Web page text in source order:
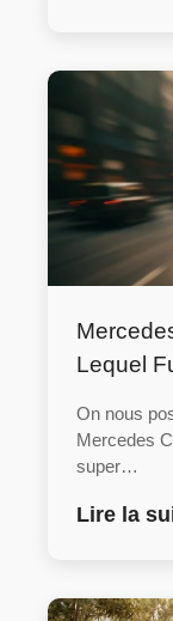
Lequel
On nous
Mercedes
super…
Lire la